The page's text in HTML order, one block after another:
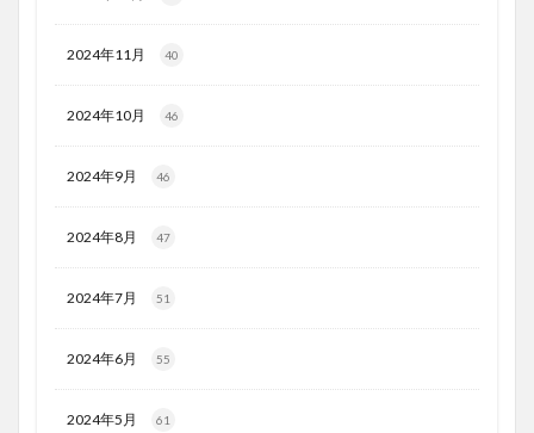
2024年11月 40
2024年10月 46
2024年9月 46
2024年8月 47
2024年7月 51
2024年6月 55
2024年5月 61